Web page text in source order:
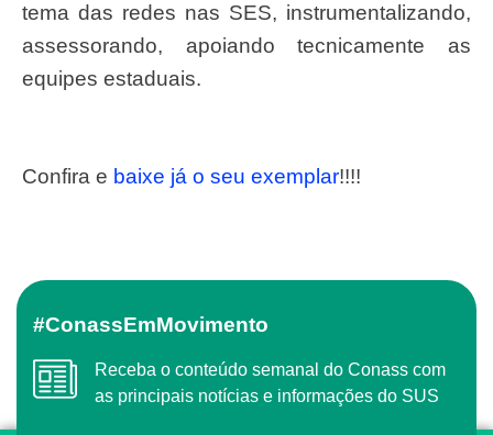
tema das redes nas SES, instrumentalizando,
assessorando, apoiando tecnicamente as
equipes estaduais.
Confira e baixe já o seu exemplar!!!!
#ConassEmMovimento
Receba o conteúdo semanal do Conass com
as principais notícias e informações do SUS